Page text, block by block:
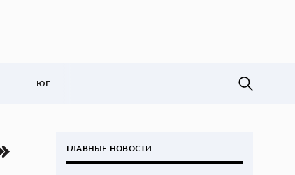
ЮГ
ГЛАВНЫЕ НОВОСТИ